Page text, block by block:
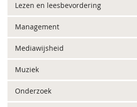
Lezen en leesbevordering
Management
Mediawijsheid
Muziek
Onderzoek